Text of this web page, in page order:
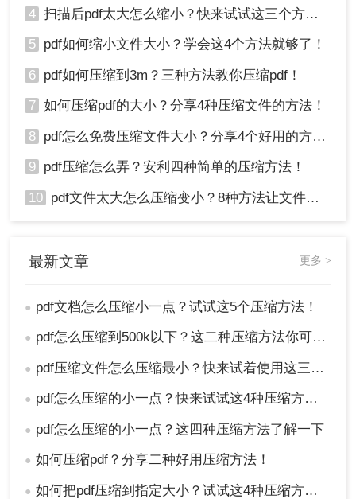
4 扫描后pdf太大怎么缩小？快来试试这三个方法！
5 pdf如何缩小文件大小？学会这4个方法就够了！
6 pdf如何压缩到3m？三种方法教你压缩pdf！
7 如何压缩pdf的大小？分享4种压缩文件的方法！
8 pdf怎么免费压缩文件大小？分享4个好用的方法，简单又快捷！
9 pdf压缩怎么弄？安利四种简单的压缩方法！
10 pdf文件太大怎么压缩变小？8种方法让文件轻松"瘦身"！
最新文章 更多 >
● pdf文档怎么压缩小一点？试试这5个压缩方法！
● pdf怎么压缩到500k以下？这二种压缩方法你可以轻松学会！
● pdf压缩文件怎么压缩最小？快来试着使用这三种压缩方法！
● pdf怎么压缩的小一点？快来试试这4种压缩方法！
● pdf怎么压缩的小一点？这四种压缩方法了解一下
● 如何压缩pdf？分享二种好用压缩方法！
● 如何把pdf压缩到指定大小？试试这4种压缩方法！